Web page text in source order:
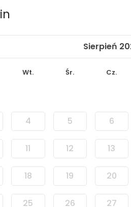
Sierpień
Wt. Śr. Cz.
4 5 6
11 12 13
18 19 20
25 26 27